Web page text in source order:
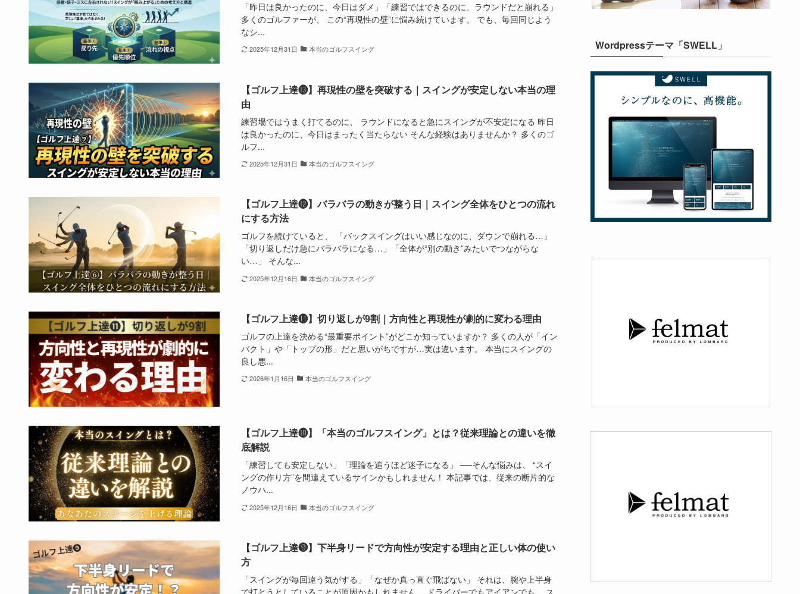
「昨日は良かったのに、今日はダメ」「練習ではできるのに、ラウンドだと崩れる」
多くのゴルファーが、 この“再現性の壁”に悩み続けています。 でも、毎回同じよう
なシ...
2025年12月31日 本当のゴルフスイング
【ゴルフ上達⓭】再現性の壁を突破する｜スイングが安定しない本当の理
由
練習場ではうまく打てるのに、 ラウンドになると急にスイングが不安定になる 昨日
は良かったのに、今日はまったく当たらない そんな経験はありませんか？ 多くのゴ
ルフ...
2025年12月31日 本当のゴルフスイング
【ゴルフ上達⓬】バラバラの動きが整う日｜スイング全体をひとつの流れ
にする方法
ゴルフを続けていると、 「バックスイングはいい感じなのに、ダウンで崩れる…」
「切り返しだけ急にバラバラになる…」「全体が“別の動き”みたいでつながらな
い…」 そんな...
2025年12月16日 本当のゴルフスイング
【ゴルフ上達⓫】切り返しが9割｜方向性と再現性が劇的に変わる理由
ゴルフの上達を決める“最重要ポイント”がどこか知っていますか？ 多くの人が「イン
パクト」や「トップの形」だと思いがちですが…実は違います。 本当にスイングの
良し悪...
2026年1月16日 本当のゴルフスイング
【ゴルフ上達❿】「本当のゴルフスイング」とは？従来理論との違いを徹
底解説
「練習しても安定しない」「理論を追うほど迷子になる」 ──そんな悩みは、 “スイ
ングの作り方”を間違えているサインかもしれません！ 本記事では、従来の断片的な
ノウハ...
2025年12月16日 本当のゴルフスイング
【ゴルフ上達❾】下半身リードで方向性が安定する理由と正しい体の使い
方
「スイングが毎回違う気がする」「なぜか真っ直ぐ飛ばない」 それは、腕や上半身
で打とうとしていることが原因かもしれません。 ドライバーでもアイアンでも、 ス
Wordpressテーマ「SWELL」